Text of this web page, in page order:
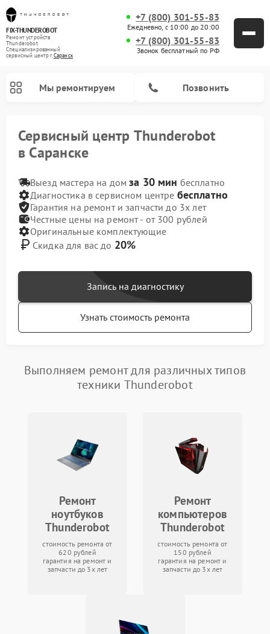
FIX-THUNDEROBOT
Ремонт устройств
Thunderobot
Специализированный
cервисный центр г.Саранск
+7 (800) 301-55-83
Ежедневно, с 10:00 до 20:00
+7 (800) 301-55-83
Звонок бесплатный по РФ
Мы ремонтируем Позвонить
Сервисный центр Thunderobot
в Саранске
Выезд мастера на домза 30 мин бесплатно
Диагностика в сервисном центре бесплатно
Гарантия на ремонт и запчасти до 3х лет
Честные цены на ремонт - от 300 рублей
Оригинальные комплектующие
Скидка для вас до 20%
Запись на диагностику
Узнать стоимость ремонта
Выполняем ремонт для различных типов
техники Thunderobot
Ремонт
ноутбуков
Thunderobot
стоимость ремонта от
620 рублей
гарантия на ремонт и
запчасти до 3х лет
Ремонт
компьютеров
Thunderobot
стоимость ремонта от
150 рублей
гарантия на ремонт и
запчасти до 3х лет